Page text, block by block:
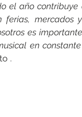
el año
mercados
es
en constante
.